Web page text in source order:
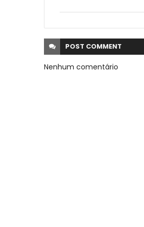
POST COMMENT
Nenhum comentário